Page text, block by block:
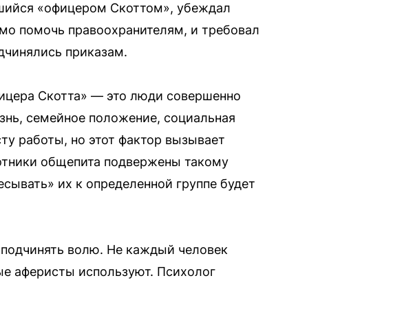
«офицером Скоттом», убеждал
помочь правоохранителям, и требовал
приказам.
Скотта» — это люди совершенно
семейное положение, социальная
работы, но этот фактор вызывает
общепита подвержены такому
их к определенной группе будет
волю. Не каждый человек
аферисты используют. Психолог